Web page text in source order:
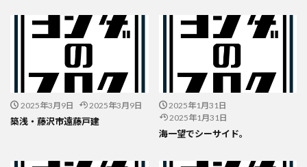
2025年3月9日 2025年3月9日
築浅・藤沢市遠藤戸建
2025年1月31日
2025年1月31日
海一望でシーサイド。